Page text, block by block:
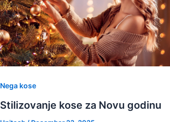
Nega kose
Stilizovanje kose za Novu godinu